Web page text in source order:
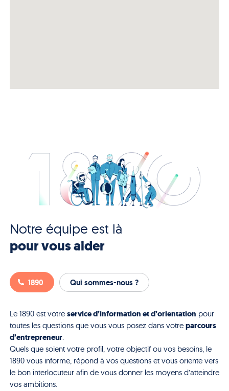
Notre équipe est là
pour vous aider
1890 Qui sommes-nous ?
Le 1890 est votre service d’information et d’orientation pour
toutes les questions que vous vous posez dans votre parcours
d’entrepreneur.
Quels que soient votre profil, votre objectif ou vos besoins, le
1890 vous informe, répond à vos questions et vous oriente vers
le bon interlocuteur afin de vous donner les moyens d’atteindre
vos ambitions.